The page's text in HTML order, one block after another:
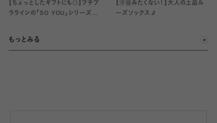
【ちょっとしたギフトにも◎】プチプ
ララインの「SO YOU」シリーズが
【浮腫みたくない！】大人の上品ル
ーズソックス🧦
もっとみる